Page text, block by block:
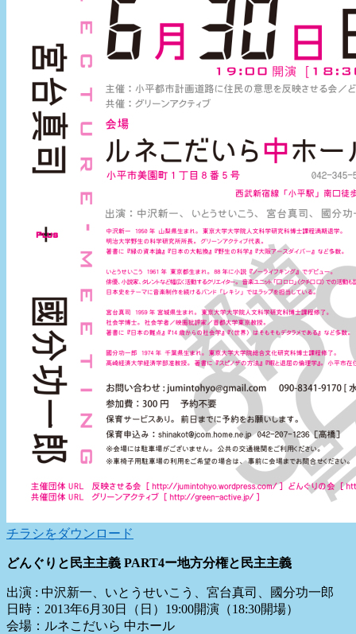
チラシをダウンロード
どんぐりと民主主義 PART4ー地方分権と民主主義
出演 : 中沢新一、いとうせいこう、宮台真司、國分功一郎
日時：2013年6月30日（日）19:00開演（18:30開場）
会場：ルネこだいら 中ホール